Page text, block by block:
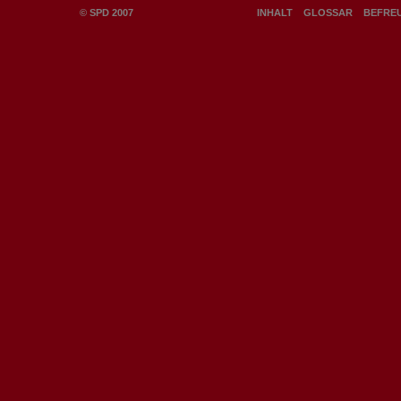
© SPD 2007 INHALT GLOSSAR